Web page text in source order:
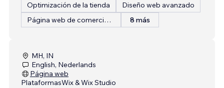
Optimización de la tienda
Diseño web avanzado
Página web de comercio electrónico
8 más
MH, IN
English, Nederlands
Página web
PlataformasWix & Wix Studio